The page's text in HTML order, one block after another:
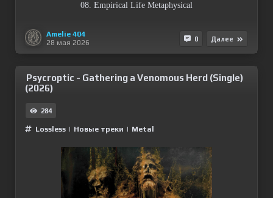
08. Empirical Life Metaphysical
Amelie 404
28 мая 2026
0 Далее
Psycroptic - Gathering a Venomous Herd (Single)
(2026)
284
Lossless | Новые треки | Metal